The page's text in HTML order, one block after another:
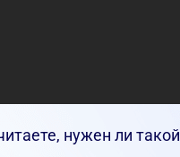
нужен ли